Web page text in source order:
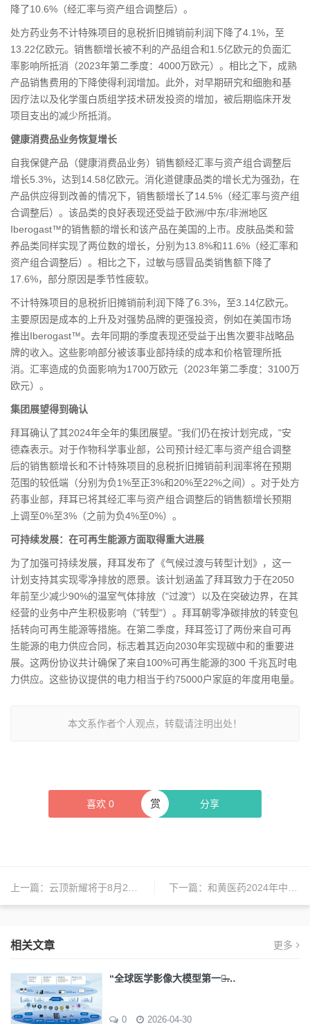
降了10.6%（经汇率与资产组合调整后）。
处方药业务不计特殊项目的息税折旧摊销前利润下降了4.1%，至
13.22亿欧元。销售额增长被不利的产品组合和1.5亿欧元的负面汇
率影响所抵消（2023年第二季度：4000万欧元）。相比之下，成熟
产品销售费用的下降使得利润增加。此外，对早期研究和细胞和基
因疗法以及化学蛋白质组学技术研发投资的增加，被后期临床开发
项目支出的减少所抵消。
健康消费品业务恢复增长
自我保健产品（健康消费品业务）销售额经汇率与资产组合调整后
增长5.3%，达到14.58亿欧元。消化道健康品类的增长尤为强劲，在
产品供应得到改善的情况下，销售额增长了14.5%（经汇率与资产组
合调整后）。该品类的良好表现还受益于欧洲/中东/非洲地区
Iberogast™的销售额的增长和该产品在美国的上市。皮肤品类和营
养品类同样实现了两位数的增长，分别为13.8%和11.6%（经汇率和
资产组合调整后）。相比之下，过敏与感冒品类销售额下降了
17.6%，部分原因是季节性疲软。
不计特殊项目的息税折旧摊销前利润下降了6.3%，至3.14亿欧元。
主要原因是成本的上升及对强势品牌的更强投资，例如在美国市场
推出Iberogast™。去年同期的季度表现还受益于出售次要非战略品
牌的收入。这些影响部分被该事业部持续的成本和价格管理所抵
消。汇率造成的负面影响为1700万欧元（2023年第二季度：3100万
欧元）。
集团展望得到确认
拜耳确认了其2024年全年的集团展望。"我们仍在按计划完成，"安
德森表示。对于作物科学事业部，公司预计经汇率与资产组合调整
后的销售额增长和不计特殊项目的息税折旧摊销前利润率将在预期
范围的较低端（分别为负1%至正3%和20%至22%之间）。对于处方
药事业部，拜耳已将其经汇率与资产组合调整后的销售额增长预期
上调至0%至3%（之前为负4%至0%）。
可持续发展：在可再生能源方面取得重大进展
为了加强可持续发展，拜耳发布了《气候过渡与转型计划》，这一
计划支持其实现零净排放的愿景。该计划涵盖了拜耳致力于在2050
年前至少减少90%的温室气体排放（"过渡"）以及在突破边界，在其
经营的业务中产生积极影响（"转型"）。拜耳朝零净碳排放的转变包
括转向可再生能源等措施。在第二季度，拜耳签订了两份来自可再
生能源的电力供应合同，标志着其迈向2030年实现碳中和的重要进
展。这两份协议共计确保了来自100%可再生能源的300 千兆瓦时电
力供应。这些协议提供的电力相当于约75000户家庭的年度用电量。
本文系作者个人观点，转载请注明出处！
喜欢 0 分享
赏
上一篇： 云顶新耀将于8月28日公布2024年度中期业绩 下一篇： 和黄医药2024年中期业绩：肿瘤产品收入大增
相关文章 更多
“全球医学影像大模型第一股̶…
0 2026-04-30